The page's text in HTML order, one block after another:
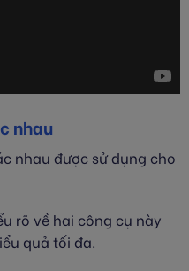
nhau
nhau được sử dụng cho
rõ về hai công cụ này
quả tối đa.